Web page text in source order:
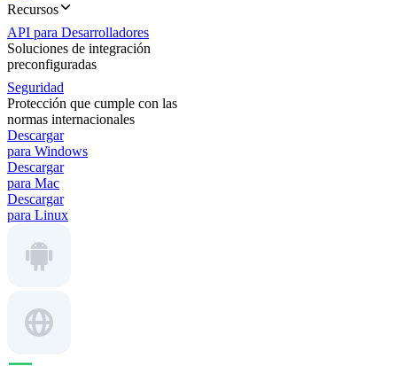
Recursos
API para Desarrolladores
Soluciones de integración
preconfiguradas
Seguridad
Protección que cumple con las
normas internacionales
Descargar
para Windows
Descargar
para Mac
Descargar
para Linux